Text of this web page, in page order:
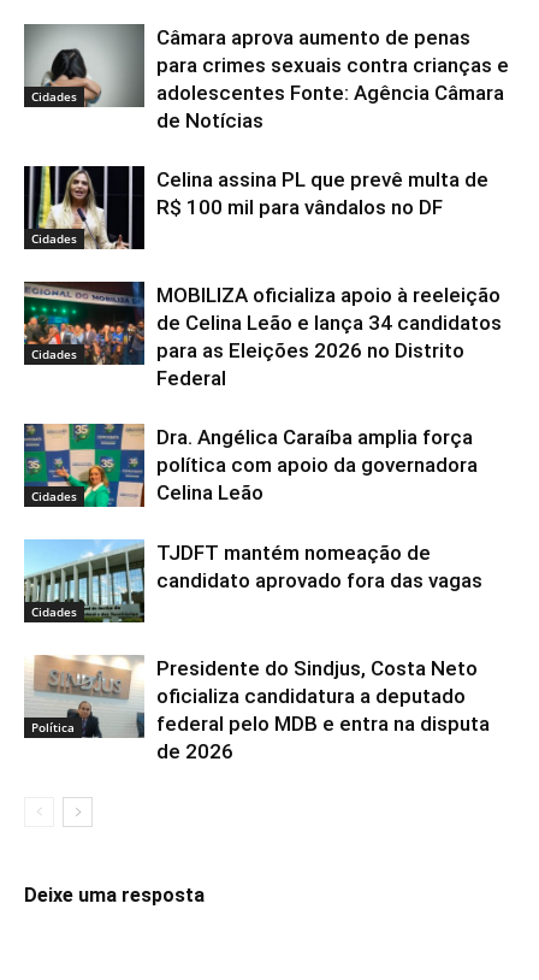
Cidades
Câmara aprova aumento de penas
para crimes sexuais contra crianças e
adolescentes Fonte: Agência Câmara
de Notícias
Cidades
Celina assina PL que prevê multa de
R$ 100 mil para vândalos no DF
Cidades
MOBILIZA oficializa apoio à reeleição
de Celina Leão e lança 34 candidatos
para as Eleições 2026 no Distrito
Federal
Cidades
Dra. Angélica Caraíba amplia força
política com apoio da governadora
Celina Leão
Cidades
TJDFT mantém nomeação de
candidato aprovado fora das vagas
Política
Presidente do Sindjus, Costa Neto
oficializa candidatura a deputado
federal pelo MDB e entra na disputa
de 2026
Deixe uma resposta